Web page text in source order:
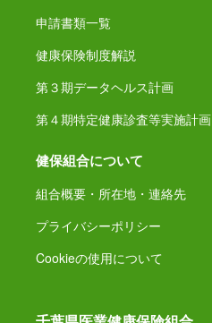
申請書類一覧
健康保険制度解説
第３期データヘルス計画
第４期特定健康診査等実施計画
健保組合について
組合概要・所在地・連絡先
プライバシーポリシー
Cookieの使用について